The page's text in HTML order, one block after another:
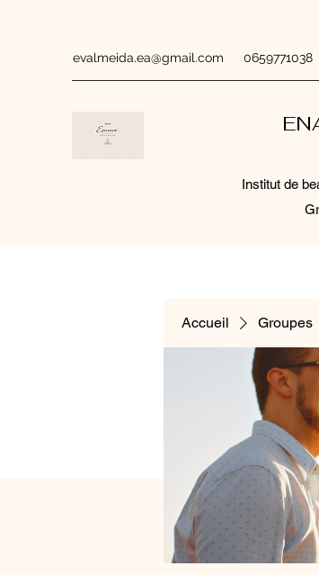
evalmeida.ea@gmail.com 0659771038
Institut de
Accueil Groupes